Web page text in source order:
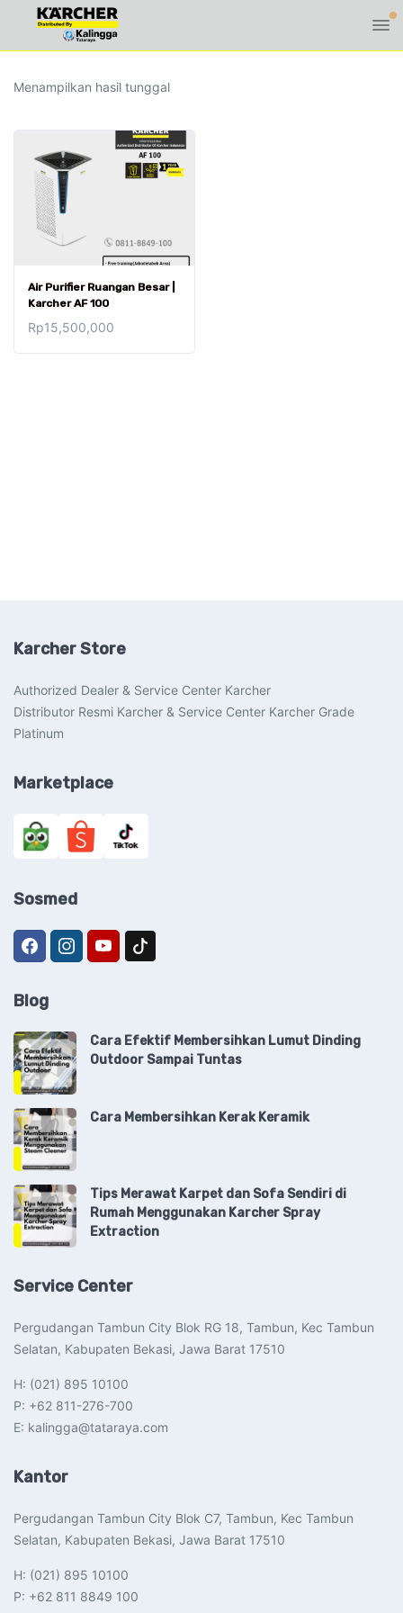
Menampilkan hasil tunggal
Air Purifier Ruangan Besar |
Karcher AF 100
Rp15,500,000
Karcher Store
Authorized Dealer & Service Center Karcher
Distributor Resmi Karcher & Service Center Karcher Grade
Platinum
Marketplace
Sosmed
Blog
Cara Efektif Membersihkan Lumut Dinding
Outdoor Sampai Tuntas
Cara Membersihkan Kerak Keramik
Tips Merawat Karpet dan Sofa Sendiri di
Rumah Menggunakan Karcher Spray
Extraction
Service Center
Pergudangan Tambun City Blok RG 18, Tambun, Kec Tambun
Selatan, Kabupaten Bekasi, Jawa Barat 17510​
H: (021) 895 10100
P: +62 811-276-700
E: kalingga@tataraya.com
Kantor
Pergudangan Tambun City Blok C7, Tambun, Kec Tambun
Selatan, Kabupaten Bekasi, Jawa Barat 17510​
H: (021) 895 10100
P: +62 811 8849 100